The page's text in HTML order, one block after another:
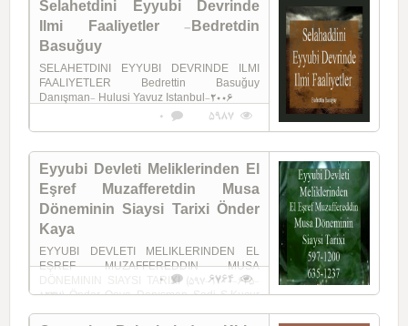
Selahetdini Eyyubi Devrinde
Ilmi Faaliyetler -Bedretdin
Basuğuy
SELAHETDINI EYYUBI DEVRINDE ILMI
FAALIYETLER Bedrettin Basuğuy
Danışman- Hulusi Yavuz Istanbul-2006
5987
0
Eyyubi Devleti Meliklerinden El
Eşref Muzafferetdin Musa
Döneminin Siaysi Tarixi Önder
Kaya
EYYUBI DEVLETI MELIKLERINDEN EL
EŞREF MUZAFFEREDDIN MUSA
DÖNEMININ SIAYSI TARIXI (597-1200-635-
1237) Önder Qaya Danışman-Sadi S.Kucur
Istanbul-2000
6764
0